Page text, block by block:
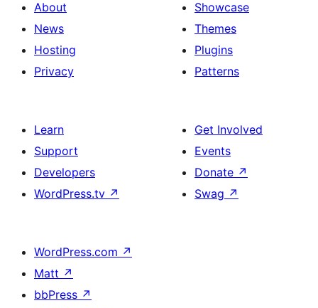
About
News
Hosting
Privacy
Showcase
Themes
Plugins
Patterns
Learn
Support
Developers
WordPress.tv ↗
Get Involved
Events
Donate ↗
Swag ↗
WordPress.com ↗
Matt ↗
bbPress ↗